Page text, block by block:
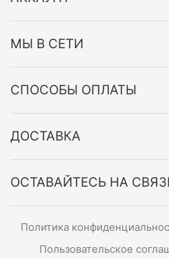
МЫ В СЕТИ
СПОСОБЫ ОПЛАТЫ
ДОСТАВКА
ОСТАВАЙТЕСЬ НА
Политика
Пользовательское